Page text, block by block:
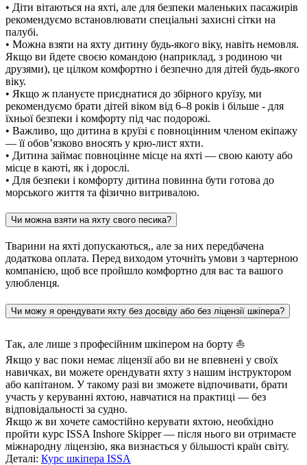
• Діти вітаються на яхті, але для безпеки маленьких пасажирів
рекомендуємо встановлювати спеціальні захисні сітки на
палубі.
• Можна взяти на яхту дитину будь-якого віку, навіть немовля.
Якщо ви йдете своєю командою (наприклад, з родиною чи
друзями), це цілком комфортно і безпечно для дітей будь-якого
віку.
• Якщо ж плануєте приєднатися до збірного круїзу, ми
рекомендуємо брати дітей віком від 6–8 років і більше - для
їхньої безпеки і комфорту під час подорожі.
• Важливо, що дитина в круїзі є повноцінним членом екіпажу
— її обов’язково вносять у крю-лист яхти.
• Дитина займає повноцінне місце на яхті — свою каюту або
місце в каюті, як і дорослі.
• Для безпеки і комфорту дитина повинна бути готова до
морського життя та фізично витривалою.
Чи можна взяти на яхту свого песика?
Тварини на яхті допускаються,, але за них передбачена
додаткова оплата. Перед виходом уточніть умови з чартерною
компанією, щоб все пройшло комфортно для вас та вашого
улюбленця.
Чи можу я орендувати яхту без досвіду або без ліцензії шкіпера?
Так, але лише з професійним шкіпером на борту ⛵️
Якщо у вас поки немає ліцензії або ви не впевнені у своїх
навичках, ви можете орендувати яхту з нашим інструктором
або капітаном. У такому разі ви зможете відпочивати, брати
участь у керуванні яхтою, навчатися на практиці — без
відповідальності за судно.
Якщо ж ви хочете самостійно керувати яхтою, необхідно
пройти курс ISSA Inshore Skipper — після нього ви отримаєте
міжнародну ліцензію, яка визнається у більшості країн світу.
Деталі: Курс шкіпера ISSA